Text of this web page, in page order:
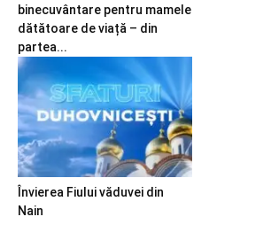
binecuvântare pentru mamele
dătătoare de viață – din
partea...
Învierea Fiului văduvei din
Nain